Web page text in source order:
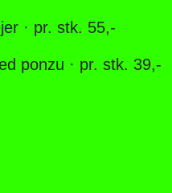
· pr. stk. 55,-
ponzu · pr. stk. 39,-